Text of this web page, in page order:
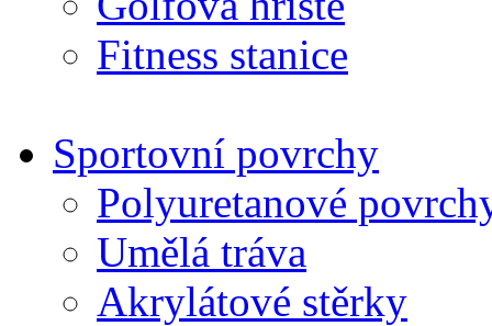
Fitness stanice
Sportovní povrchy
Polyuretanové
Umělá tráva
Akrylátové stěrky